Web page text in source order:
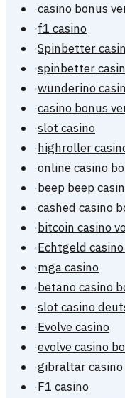
·casino bonus
·f1 casino
·Spinbetter
·spinbetter
·wunderino
·casino bonus
·slot casino
·highroller
·online casino
·beep beep
·cashed casino
·bitcoin casino
·Echtgeld
·mga casino
·betano casino
·slot casino
·Evolve casino
·evolve casino
·gibraltar casino
·F1 casino